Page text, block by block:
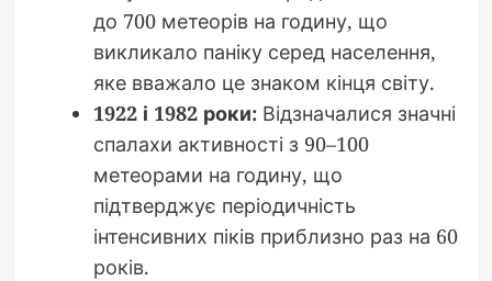
до 700 метеорів на годину, що
викликало паніку серед населення,
яке вважало це знаком кінця світу.
1922 і 1982 роки:Відзначалися значні
спалахи активності з 90–100
метеорами на годину, що
підтверджує періодичність
інтенсивних піків приблизно раз на 60
років.